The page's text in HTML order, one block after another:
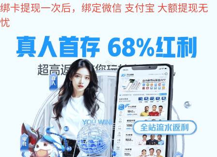
易彩堂
NEWS CENTER